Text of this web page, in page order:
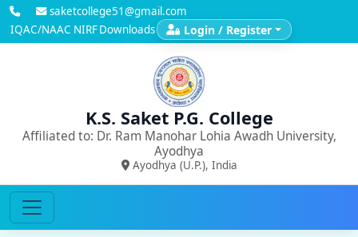
saketcollege51@gmail.com
IQAC/NAAC NIRFDownloads Login / Register
K.S. Saket P.G. College
Affiliated to: Dr. Ram Manohar Lohia Awadh University,
Ayodhya
Ayodhya (U.P.), India